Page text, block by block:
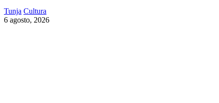
Tunja Cultura
6 agosto, 2026